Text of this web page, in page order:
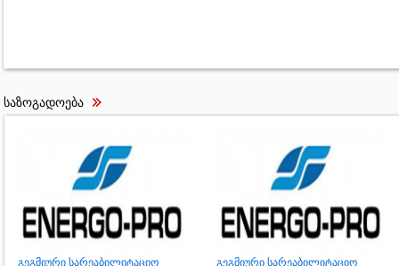
საზოგადოება
გეგმიური სარეაბილიტაციო
გეგმიური სარეაბილიტაციო